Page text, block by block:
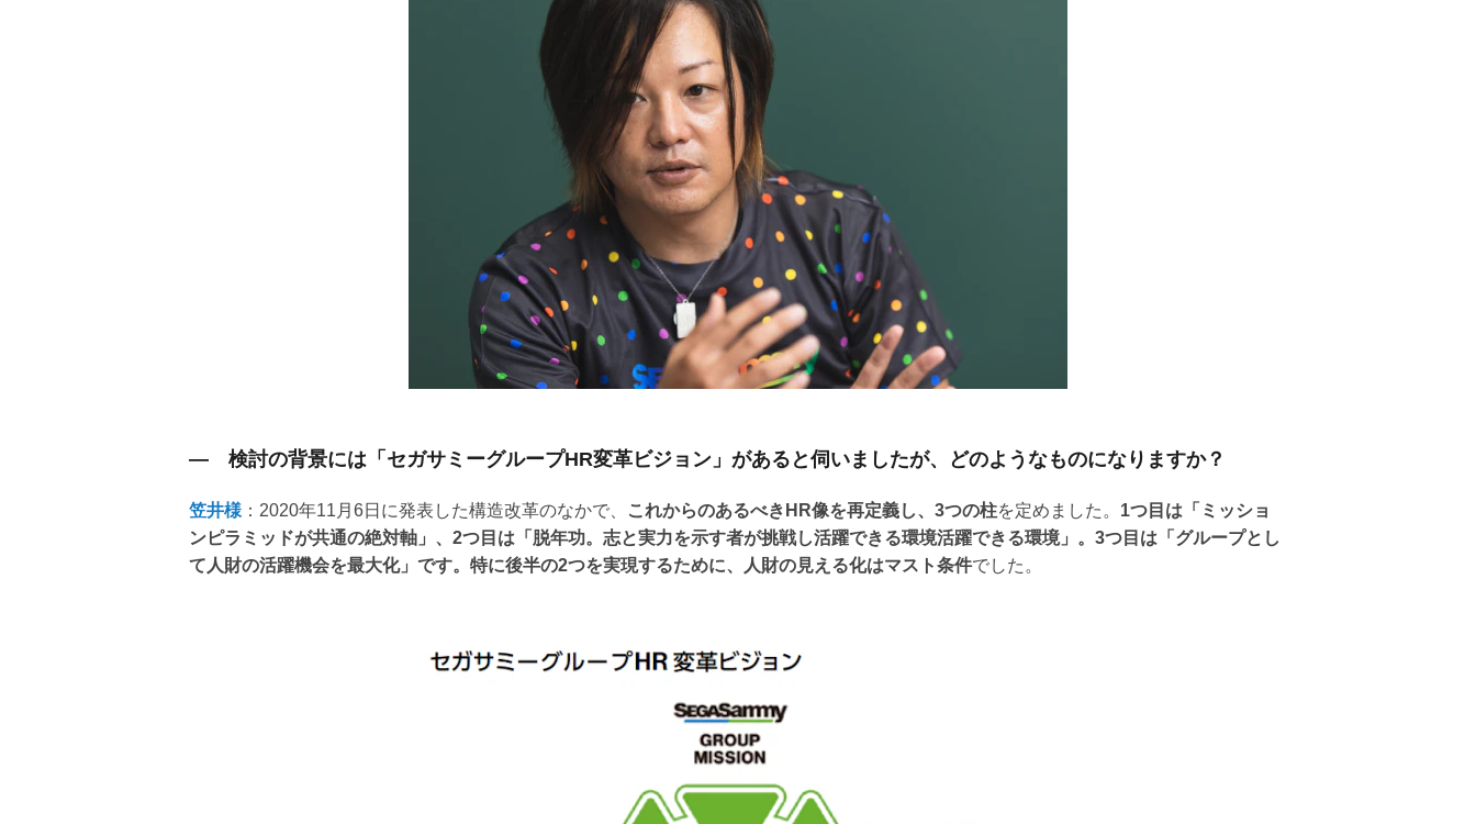
― 検討の背景には「セガサミーグループHR変革ビジョン」があると伺いましたが、どのようなものになりますか？
笠井様：2020年11月6日に発表した構造改革のなかで、 これからのあるべきHR像を再定義し、3つの柱を定めました。 1つ目は「ミッショ
ンピラミッドが共通の絶対軸」、2つ目は「脱年功。志と実力を示す者が挑戦し活躍できる環境活躍できる環境」。3つ目は「グループとし
て人財の活躍機会を最大化」です。特に後半の2つを実現するために、人財の見える化はマスト条件でした。